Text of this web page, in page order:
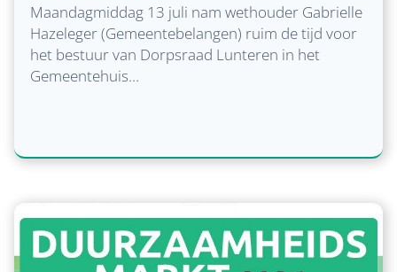
Maandagmiddag 13 juli nam wethouder Gabrielle
Hazeleger (Gemeentebelangen) ruim de tijd voor
het bestuur van Dorpsraad Lunteren in het
Gemeentehuis…